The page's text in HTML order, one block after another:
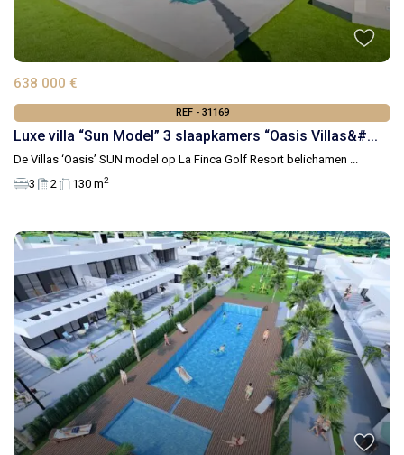
638 000 €
REF - 31169
Luxe villa “Sun Model” 3 slaapkamers “Oasis Villas&#...
De Villas ‘Oasis’ SUN model op La Finca Golf Resort belichamen
3
2 130 m2